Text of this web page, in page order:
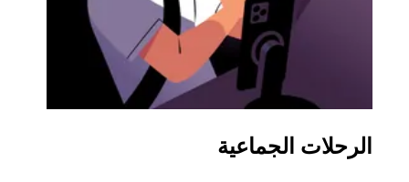
الرحلات الجماعية